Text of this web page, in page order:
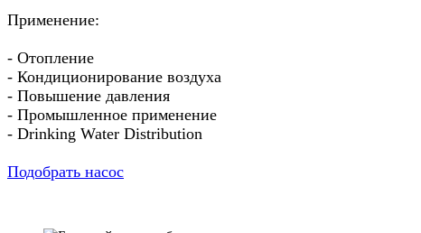
Применение:
- Отопление
- Кондиционирование воздуха
- Повышение давления
- Промышленное применение
- Drinking Water Distribution
Подобрать насос